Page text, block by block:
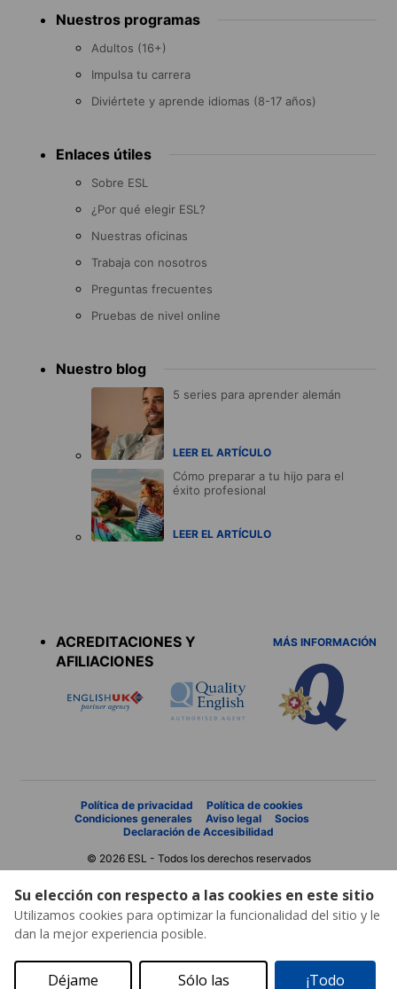
Su elección con respecto a las cookies en este sitio
Utilizamos cookies para optimizar la funcionalidad del sitio y le
dan la mejor experiencia posible.
¡Todo
Sólo las
Déjame
menu Nuestros programas
Adultos (16+)
Impulsa tu carrera
Diviértete y aprende idiomas (8-17 años)
Enlaces útiles
Sobre ESL
¿Por qué elegir ESL?
Nuestras oficinas
Trabaja con nosotros
Preguntas frecuentes
Pruebas de nivel online
Nuestro blog
5 series para aprender alemán
LEER EL ARTÍCULO
Cómo preparar a tu hijo para el
éxito profesional
LEER EL ARTÍCULO
ACREDITACIONES Y
AFILIACIONES
MÁS INFORMACIÓN
Política de privacidad
Política de cookies
Condiciones generales
Aviso legal
Socios
Declaración de Accesibilidad
© 2026 ESL - Todos los derechos reservados